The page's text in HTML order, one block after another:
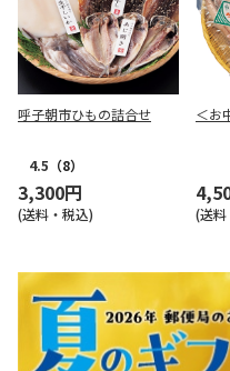
呼子朝市ひもの詰合せ
4.5 （8）
3,300円
(送料・税込)
＜お
(送料